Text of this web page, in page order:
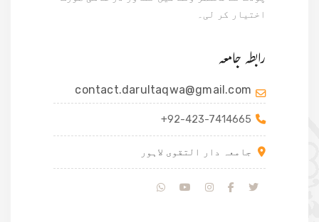
اختیار کر لی۔
رابطہ جامعہ
contact.darultaqwa@gmail.com
+92-423-7414665
جامعہ دار التقوی لاہور